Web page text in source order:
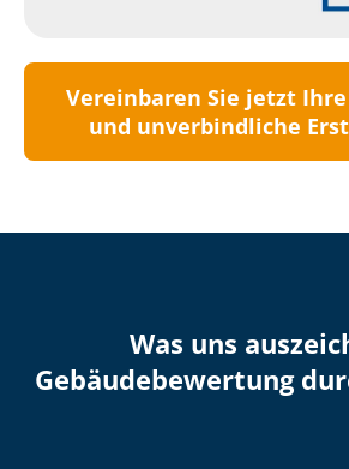
Vereinbaren Sie jetzt
und unverbindliche
Was uns
Ge­bäu­de­be­wer­tung